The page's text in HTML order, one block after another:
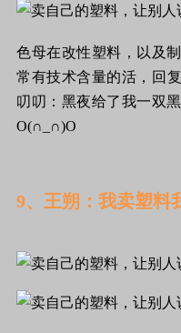
色母在改性塑料，以及
常有技术含量的活，回
叨叨：黑夜给了我一双
O(∩_∩)O
9、王朔：我卖塑料